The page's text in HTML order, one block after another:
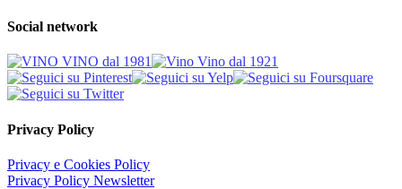
Social network
Privacy Policy
Privacy e Cookies Policy
Privacy Policy Newsletter